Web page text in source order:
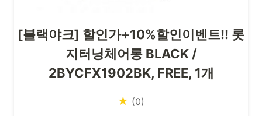
[블랙야크] 할인가+10%할인이벤트!! 롯
지터닝체어롱 BLACK /
2BYCFX1902BK, FREE, 1개
★ (0)